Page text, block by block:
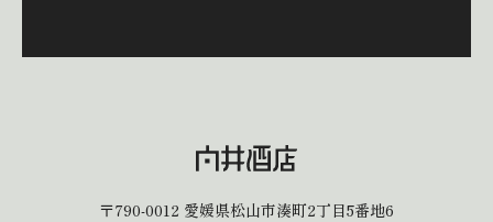
〒790-0012 愛媛県松山市湊町2丁目5番地6